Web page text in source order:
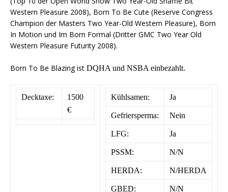
Western Pleasure 2008), Born To Be Cute (Reserve Congress
Champion der Masters Two Year-Old Western Pleasure), Born
In Motion und Im Born Formal (Dritter GMC Two Year Old
Western Pleasure Futurity 2008).
Born To Be Blazing ist DQHA und NSBA einbezahlt.
Decktaxe:
1500
€
Kühlsamen: Ja
Gefriersperma: Nein
LFG: Ja
PSSM: N/N
HERDA: N/HERDA
GBED: N/N